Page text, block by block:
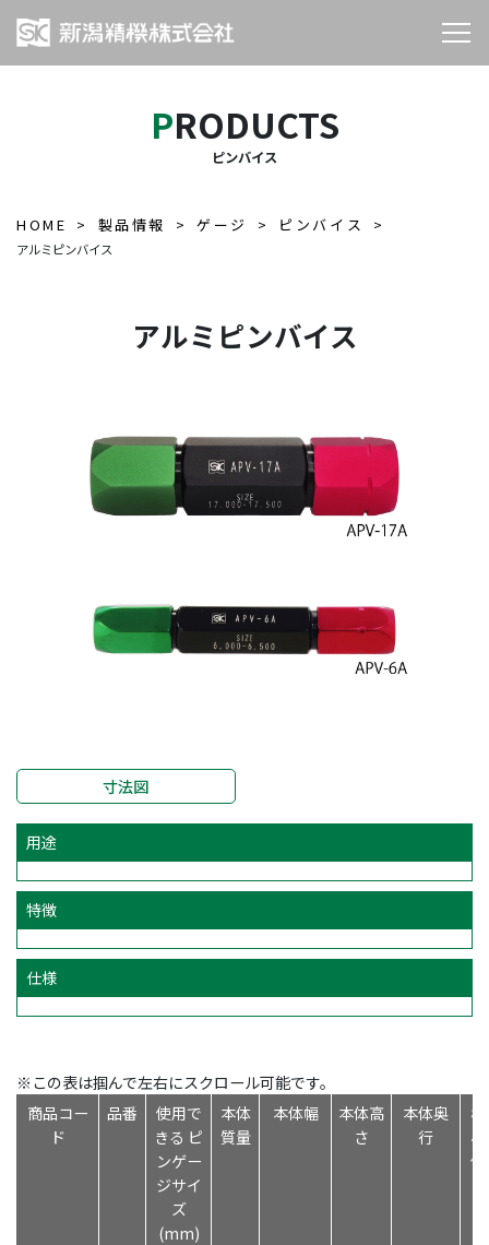
PRODUCTS
ピンバイス
HOME 製品情報 ゲージ ピンバイス
アルミピンバイス
アルミピンバイス
寸法図
用途
特徴
仕様
※この表は掴んで左右にスクロール可能です。
商品コー
ド
品番
使用で
きる ピ
ンゲー
ジサイ
ズ
(mm)
本体
質量
本体幅
本体高
さ
本体奥
行